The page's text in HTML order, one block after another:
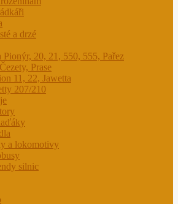
a drzé
Pionýr, 20, 21, 550, 555, Pařez
Prase
11, 22, Jawetta
207/210
a lokomotivy
silnic